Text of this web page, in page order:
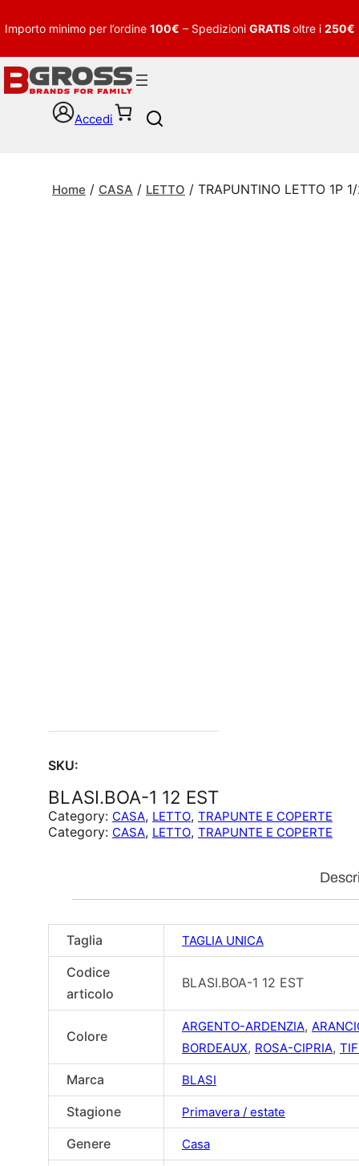
Importo minimo per l’ordine 100€ – Spedizioni GRATISoltre i 250€
Accedi
c
Home / CASA / LETTO / TRAPUNTINO LETTO 1P
SKU:
BLASI.BOA-1 12 EST
Category: CASA, LETTO, TRAPUNTE E COPERTE
Category: CASA, LETTO, TRAPUNTE E COPERTE
Taglia TAGLIA UNICA
Codice
articolo
BLASI.BOA-1 12 EST
Colore
ARGENTO-ARDENZIA,
BORDEAUX, ROSA-CIPRIA,
Marca BLASI
Stagione Primavera / estate
Genere Casa